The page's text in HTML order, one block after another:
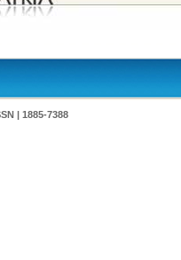
| 1885-7388